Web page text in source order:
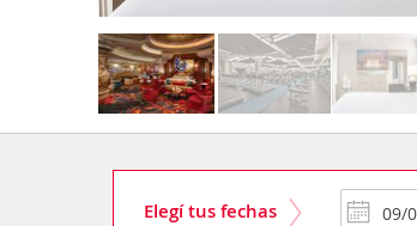
Elegí tus fechas